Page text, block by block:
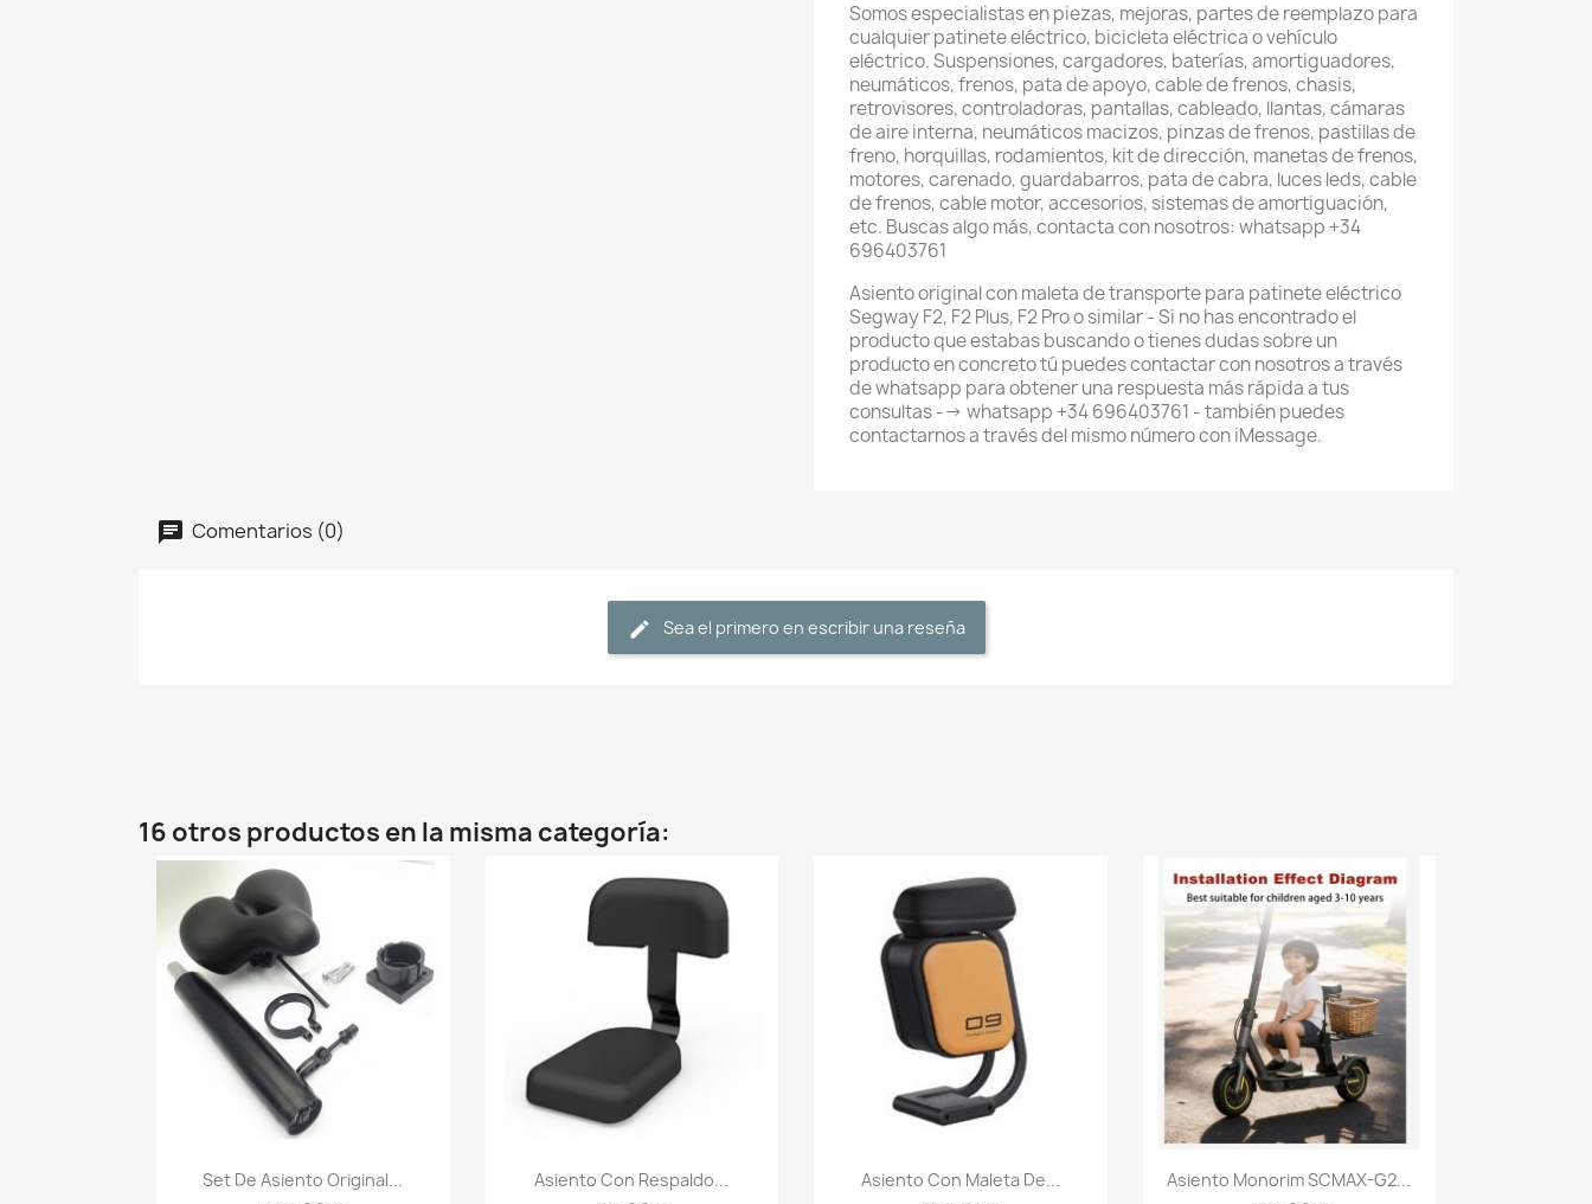
Somos especialistas en piezas, mejoras, partes de reemplazo para
cualquier patinete eléctrico, bicicleta eléctrica o vehículo
eléctrico. Suspensiones, cargadores, baterías, amortiguadores,
neumáticos, frenos, pata de apoyo, cable de frenos, chasis,
retrovisores, controladoras, pantallas, cableado, llantas, cámaras
de aire interna, neumáticos macizos, pinzas de frenos, pastillas de
freno, horquillas, rodamientos, kit de dirección, manetas de frenos,
motores, carenado, guardabarros, pata de cabra, luces leds, cable
de frenos, cable motor, accesorios, sistemas de amortiguación,
etc. Buscas algo más, contacta con nosotros: whatsapp +34
696403761
Asiento original con maleta de transporte para patinete eléctrico
Segway F2, F2 Plus, F2 Pro o similar - Si no has encontrado el
producto que estabas buscando o tienes dudas sobre un
producto en concreto tú puedes contactar con nosotros a través
de whatsapp para obtener una respuesta más rápida a tus
consultas --> whatsapp +34 696403761 - también puedes
contactarnos a través del mismo número con iMessage.
Comentarios (0)
Sea el primero en escribir una reseña
16 otros productos en la misma categoría:
 Vista rápida
Set De Asiento Original... Vista rápida
Asiento Con Respaldo... Vista rápida
Asiento Con Maleta De... Vista rápida
Asiento Monorim SCMAX-G2...